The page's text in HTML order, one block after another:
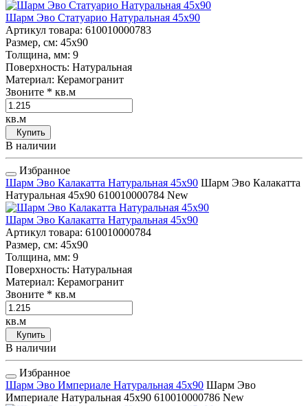
Шарм Эво Статуарио Натуральная 45x90
Артикул товара: 610010000783
Размер, см: 45x90
Толщина, мм: 9
Поверхность: Натуральная
Материал: Керамогранит
Звоните * кв.м
кв.м
Купить
В наличии
Избранное
Шарм Эво Калакатта Натуральная 45x90 Шарм Эво Калакатта
Натуральная 45x90 610010000784 New
Шарм Эво Калакатта Натуральная 45x90
Артикул товара: 610010000784
Размер, см: 45x90
Толщина, мм: 9
Поверхность: Натуральная
Материал: Керамогранит
Звоните * кв.м
кв.м
Купить
В наличии
Избранное
Шарм Эво Империале Натуральная 45x90 Шарм Эво
Империале Натуральная 45x90 610010000786 New